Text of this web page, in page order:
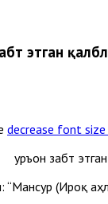
этган
decrease font size
(Ироқ